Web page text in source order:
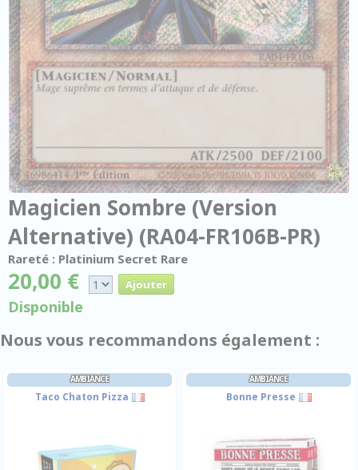
Magicien Sombre (Version
Alternative) (RA04-FR106B-PR)
Rareté : Platinium Secret Rare
20,00 €
Disponible
Nous vous recommandons également :
AMBIANCE
Taco Chaton Pizza
AMBIANCE
Bonne Presse